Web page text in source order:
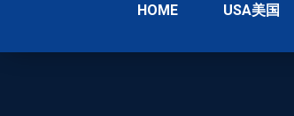
HOME USA美国